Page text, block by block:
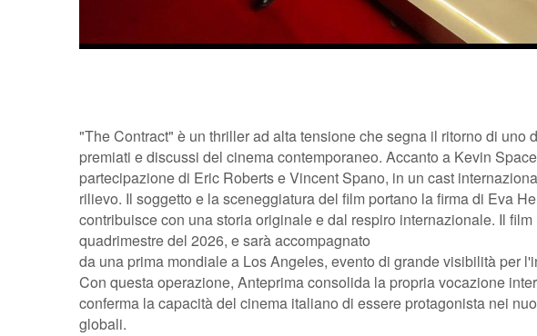
"The Contract" è un thriller ad alta tensione che segna il ritorno di uno
premiati e discussi del cinema contemporaneo. Accanto a Kevin
partecipazione di Eric Roberts e Vincent Spano, in un cast
rilievo. Il soggetto e la sceneggiatura del film portano la firma di Eva
contribuisce con una storia originale e dal respiro internazionale. Il
quadrimestre del 2026, e sarà accompagnato
da una prima mondiale a Los Angeles, evento di grande visibilità per
Con questa operazione, Anteprima consolida la propria vocazione
conferma la capacità del cinema italiano di essere protagonista nei
globali.